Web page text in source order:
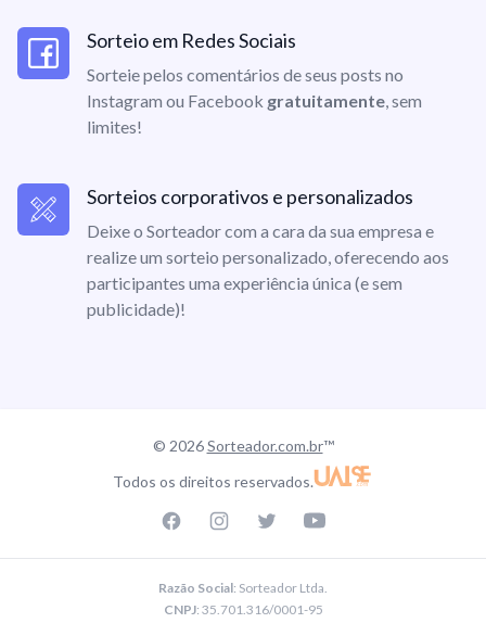
Sorteio em Redes Sociais
Sorteie pelos comentários de seus posts no
Instagram ou Facebook gratuitamente, sem
limites!
Sorteios corporativos e personalizados
Deixe o Sorteador com a cara da sua empresa e
realize um sorteio personalizado, oferecendo aos
participantes uma experiência única (e sem
publicidade)!
© 2026Sorteador.com.br™
Todos os direitos reservados.
Razão Social: Sorteador Ltda.
CNPJ: 35.701.316/0001-95